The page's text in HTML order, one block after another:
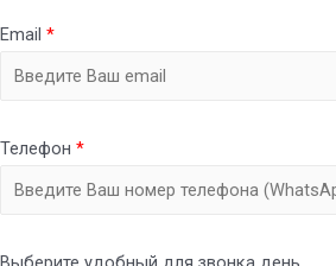
Email *
Телефон *